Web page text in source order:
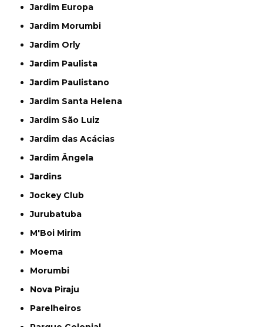
Jardim Europa
Jardim Morumbi
Jardim Orly
Jardim Paulista
Jardim Paulistano
Jardim Santa Helena
Jardim São Luiz
Jardim das Acácias
Jardim Ângela
Jardins
Jockey Club
Jurubatuba
M'Boi Mirim
Moema
Morumbi
Nova Piraju
Parelheiros